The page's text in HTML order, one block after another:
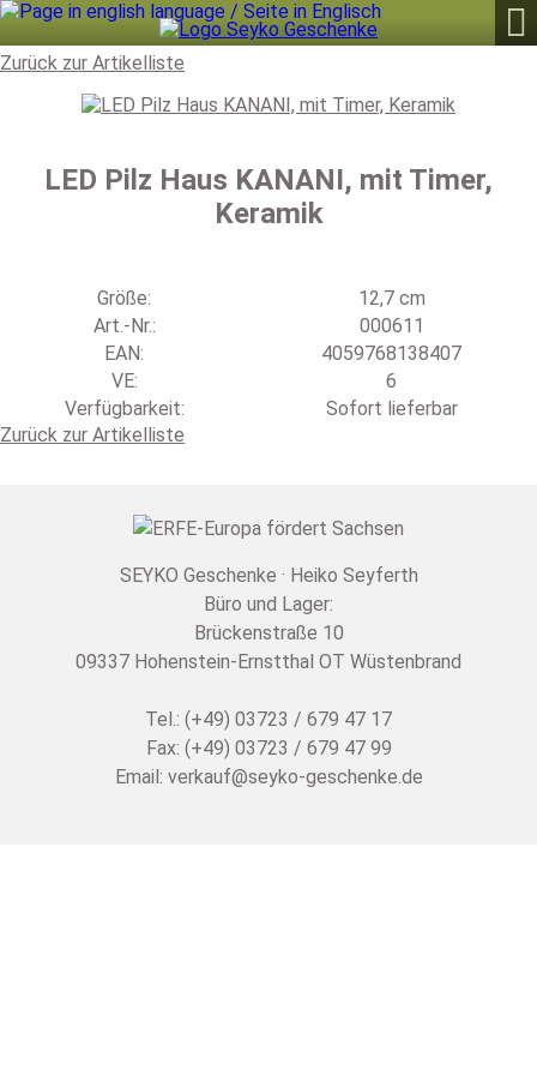

Zurück zur Artikelliste
LED Pilz Haus KANANI, mit Timer,
Keramik
Größe:
12,7 cm
Art.-Nr.:
000611
EAN:
4059768138407
VE:
6
Verfügbarkeit:
Sofort lieferbar
Zurück zur Artikelliste
SEYKO Geschenke · Heiko Seyferth
Büro und Lager:
Brückenstraße 10
09337 Hohenstein-Ernstthal OT Wüstenbrand
Tel.: (+49) 03723 / 679 47 17
Fax: (+49) 03723 / 679 47 99
Email: verkauf@seyko-geschenke.de